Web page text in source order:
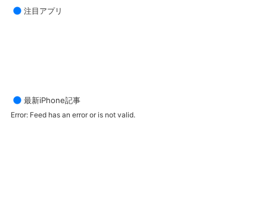
注目アプリ
最新iPhone記事
Error: Feed has an error or is not valid.